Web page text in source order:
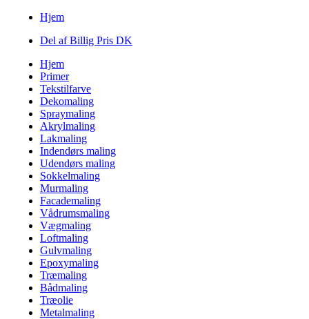
Hjem
Del af Billig Pris DK
Hjem
Primer
Tekstilfarve
Dekomaling
Spraymaling
Akrylmaling
Lakmaling
Indendørs maling
Udendørs maling
Sokkelmaling
Murmaling
Facademaling
Vådrumsmaling
Vægmaling
Loftmaling
Gulvmaling
Epoxymaling
Træmaling
Bådmaling
Træolie
Metalmaling